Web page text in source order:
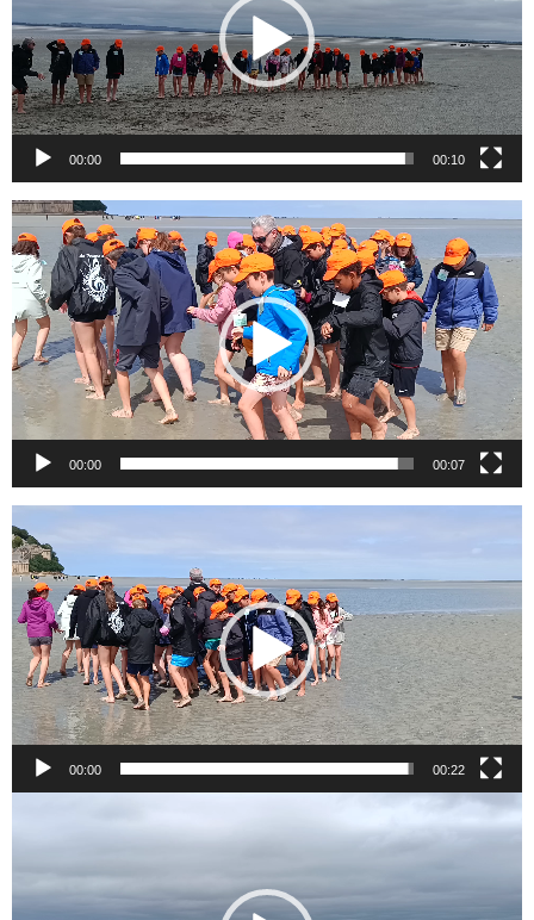
00:00 00:10
Lecteur
vidéo
00:00 00:07
vidéo
00:00 00:22